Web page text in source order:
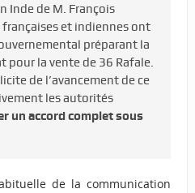
Inde de M. François
et indiennes ont
préparant la
pour la vente de 36 Rafale.
de l’avancement de ce
les autorités
un accord complet sous
de la communication